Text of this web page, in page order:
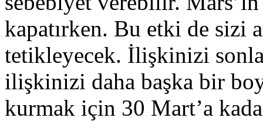
kapatırken. Bu etki de sizi
tetikleyecek. İlişkinizi
ilişkinizi daha başka bir
kurmak için 30 Mart’a